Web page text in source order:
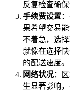
反复检查确保
手续费设置
果希望交易
不着急，选
就像在选择
的配送速度。
网络状况：
生显著影响